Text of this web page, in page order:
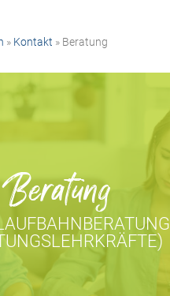
» Kontakt » Beratung
Beratung